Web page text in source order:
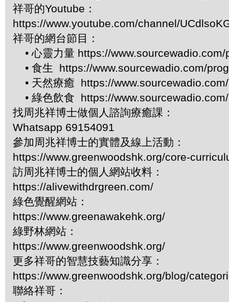
祥哥的Youtube：
https://www.youtube.com/channel/
祥哥的網台節目：
• 心靈力量 https://
• 食生 https://www.sourcewadio.com/
• 天然療癒 https://
• 綠色飲食 https://
找周兆祥博士做個人諮詢療癒課：
Whatsapp 69154091
參加周兆祥博士的實體及線上活動：
https://www.greenwoodshk.org/core-
訪周兆祥博士的個人網站收料：
https://alivewithdrgreen.com/
綠色覺醒網站：
https://www.greenawakehk.org/
綠野林網站：
https://www.greenwoodshk.org/
更多祥哥的智慧技藝知識分享：
https://www.greenwoodshk.org/blog/
聯絡祥哥：